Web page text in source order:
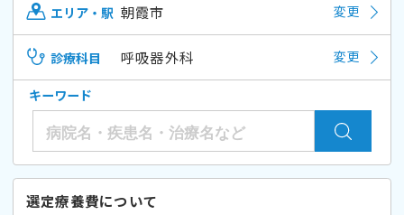
エリア・駅 朝霞市 変更
診療科目 呼吸器外科 変更
キーワード
選定療養費について